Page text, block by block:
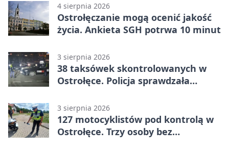
4 sierpnia 2026
Ostrołęczanie mogą ocenić jakość
życia. Ankieta SGH potrwa 10 minut
3 sierpnia 2026
38 taksówek skontrolowanych w
Ostrołęce. Policja sprawdzała
3 sierpnia 2026
127 motocyklistów pod kontrolą w
Ostrołęce. Trzy osoby bez